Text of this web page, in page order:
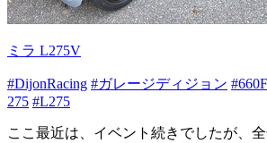
ミラ L275V
#DijonRacing #ガレージディジョン
275 #L275
ここ最近は、イベント続きでしたが、